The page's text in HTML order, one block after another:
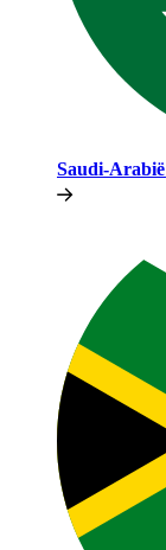
Saudi-Arabië​​